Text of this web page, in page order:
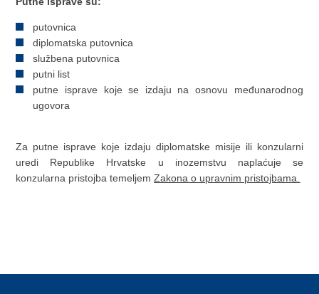
putovnica
diplomatska putovnica
službena putovnica
putni list
putne isprave koje se izdaju na osnovu međunarodnog
ugovora
Za putne isprave koje izdaju diplomatske misije ili konzularni
uredi Republike Hrvatske u inozemstvu naplaćuje se
konzularna pristojba temeljemZakona o upravnim pristojbama.